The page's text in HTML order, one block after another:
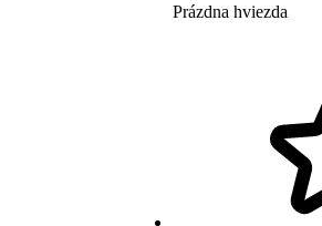
Prázdna hviezda